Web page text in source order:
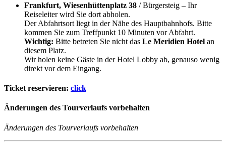
Frankfurt, Wiesenhüttenplatz 38 / Bürgersteig – Ihr
Reiseleiter wird Sie dort abholen.
Der Abfahrtsort liegt in der Nähe des Hauptbahnhofs. Bitte
kommen Sie zum Treffpunkt 10 Minuten vor Abfahrt.
Wichtig: Bitte betreten Sie nicht das Le Meridien Hotel an
diesem Platz.
Wir holen keine Gäste in der Hotel Lobby ab, genauso wenig
direkt vor dem Eingang.
Ticket reservieren: click
Änderungen des Tourverlaufs vorbehalten
Änderungen des Tourverlaufs vorbehalten